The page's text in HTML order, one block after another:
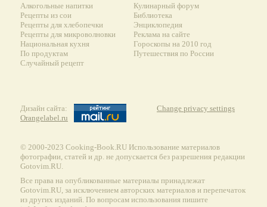
Алкогольные напитки
Рецепты из сои
Рецепты для хлебопечки
Рецепты для микроволновки
Национальная кухня
По продуктам
Случайный рецепт
Кулинарный форум
Библиотека
Энциклопедия
Реклама на сайте
Гороскопы на 2010 год
Путешествия по России
Дизайн сайта:
Orangelabel.ru
Change privacy settings
© 2000-2023 Сooking-Book.RU Использование материалов
фотографии, статей и др. не допускается без разрешения редакции
Gotovim.RU.
Все права на опубликованные материалы принадлежат
Gotovim.RU, за исключением авторских материалов и перепечаток
из других изданий. По вопросам использования пишите